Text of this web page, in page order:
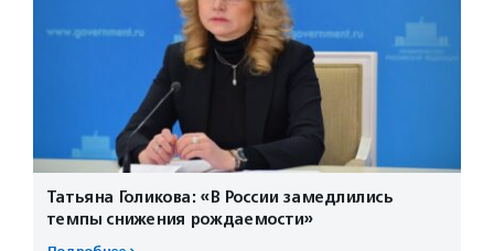
Татьяна Голикова: «В России замедлились
темпы снижения рождаемости»